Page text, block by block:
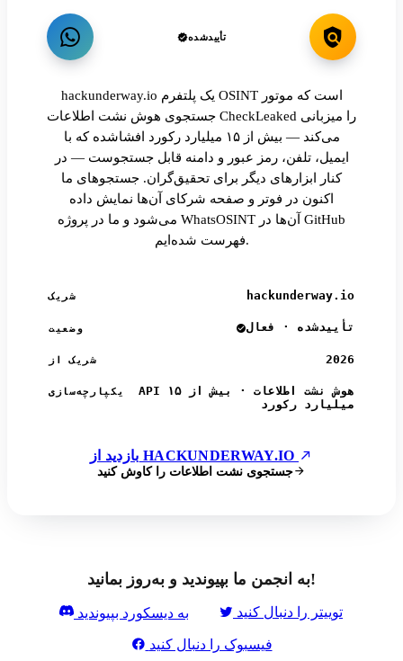
تأییدشده
hackunderway.io یک پلتفرم OSINT است که موتور
جستجوی هوش نشت اطلاعات CheckLeaked را میزبانی
می‌کند — بیش از ۱۵ میلیارد رکورد افشاشده که با
ایمیل، تلفن، رمز عبور و دامنه قابل جستجوست — در
کنار ابزارهای دیگر برای تحقیق‌گران. جستجوهای ما
اکنون در فوتر و صفحه شرکای آن‌ها نمایش داده
می‌شود و ما در پروژه WhatsOSINT آن‌ها در GitHub
فهرست شده‌ایم.
شریک hackunderway.io
وضعیت تأییدشده · فعال
شریک از 2026
یکپارچه‌سازی
API هوش نشت اطلاعات · بیش از ۱۵
میلیارد رکورد
بازدید از HACKUNDERWAY.IO
جستجوی نشت اطلاعات را کاوش کنید
به انجمن ما بپیوندید و به‌روز بمانید!
به دیسکورد بپیوندید توییتر را دنبال کنید
فیسبوک را دنبال کنید